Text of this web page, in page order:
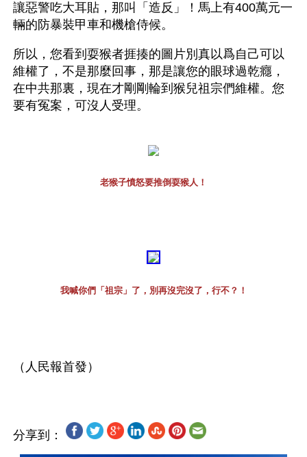
讓惡警吃大耳貼，那叫「造反」！馬上有400萬元一
輛的防暴裝甲車和機槍侍候。
所以，您看到耍猴者捱揍的圖片別真以爲自己可以
維權了，不是那麼回事，那是讓您的眼球過乾癮，
在中共那裏，現在才剛剛輪到猴兒祖宗們維權。您
要有冤案，可沒人受理。
老猴子憤怒要推倒耍猴人！
我喊你們「祖宗」了，別再沒完沒了，行不？！
分享到：